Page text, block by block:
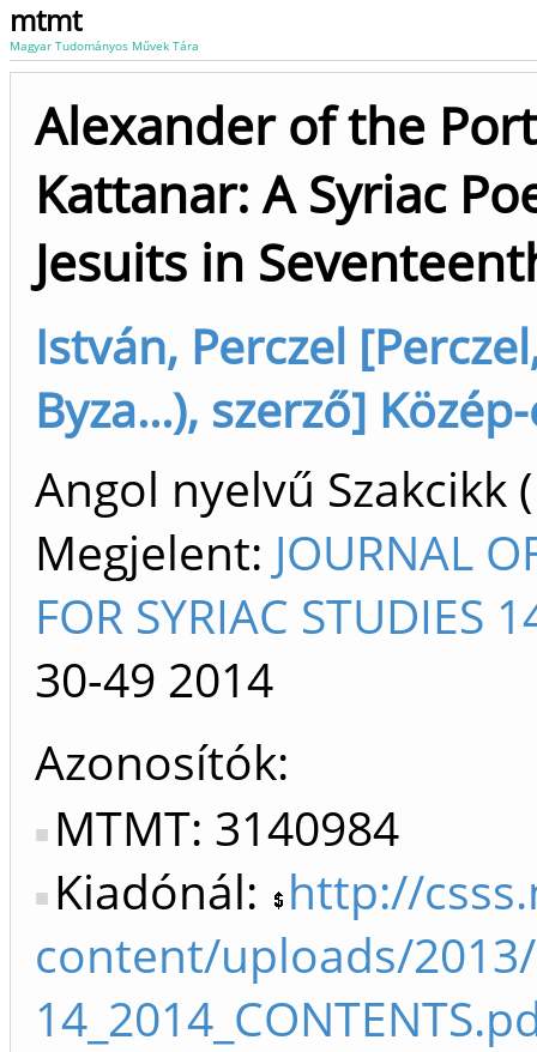
mtmt
Magyar Tudományos Művek Tára
Alexander of the
Kattanar: A Syriac
Jesuits in
István, Perczel
Byza...), szerző]
Angol nyelvű
Megjelent: JOURNAL
FOR SYRIAC STUDIES
30-49 2014
Azonosítók
MTMT: 3140984
Kiadónál: http://
content/uploads/2013/